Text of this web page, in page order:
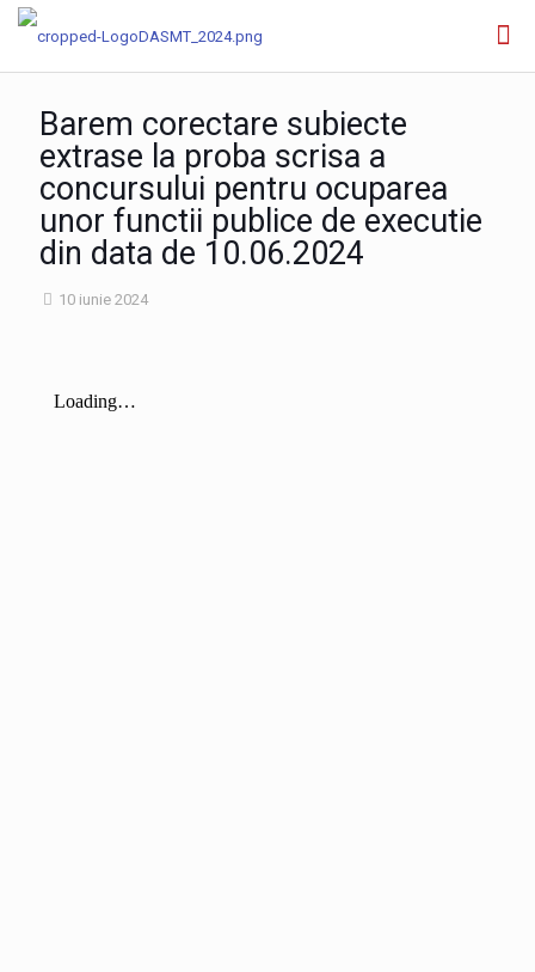
Barem corectare subiecte
extrase la proba scrisa a
concursului pentru ocuparea
unor functii publice de executie
din data de 10.06.2024
10 iunie 2024